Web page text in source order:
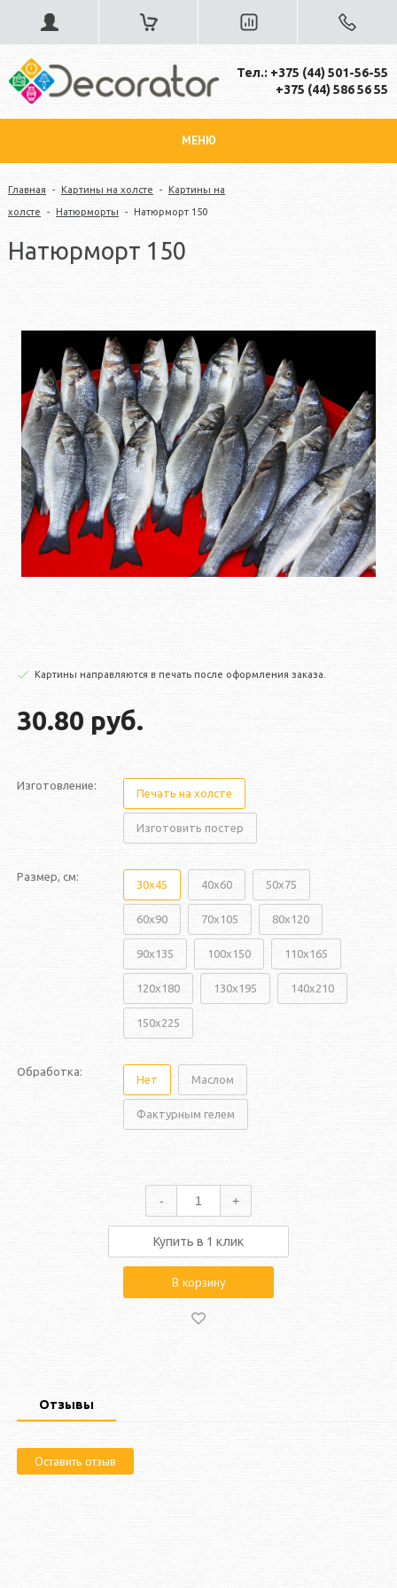
Тел.: +375 (44) 501-56-55
+375 (44) 586 56 55
МЕНЮ
Главная - Картины на холсте - Картины на
холсте - Натюрморты - Натюрморт 150
Натюрморт 150
Картины направляются в печать после оформления заказа.
30.80 руб.
Изготовление:
Печать на холсте
Изготовить постер
Размер, см:
30x45 40x60 50x75
60x90 70x105 80x120
90x135 100x150 110x165
120x180 130x195 140x210
150x225
Обработка:
Нет Маслом
Фактурным гелем
- +
Купить в 1 клик
В корзину
Отзывы
Оставить отзыв